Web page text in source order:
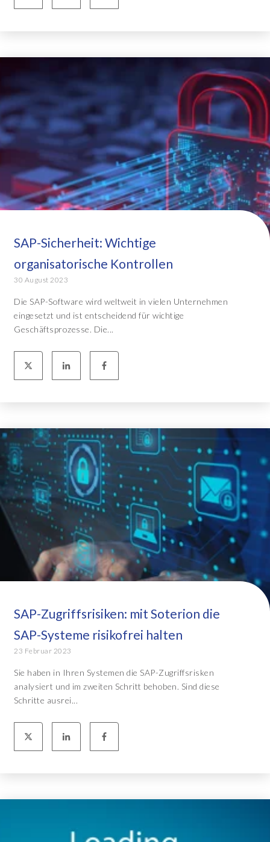
SAP-Sicherheit: Wichtige
organisatorische Kontrollen
30 August 2023
Die SAP-Software wird weltweit in vielen Unternehmen
eingesetzt und ist entscheidend für wichtige
Geschäftsprozesse. Die...
SAP-Zugriffsrisiken: mit Soterion die
SAP-Systeme risikofrei halten
23 Februar 2023
Sie haben in Ihren Systemen die SAP-Zugriffsrisken
analysiert und im zweiten Schritt behoben. Sind diese
Schritte ausrei...